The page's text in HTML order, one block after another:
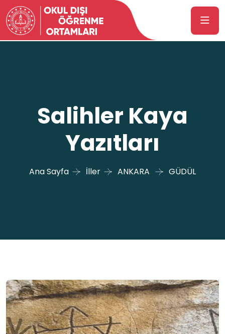
Salihler Kaya
Yazıtları
Ana Sayfa İller ANKARA GÜDÜL